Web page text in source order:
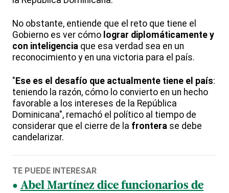
No obstante, entiende que el reto que tiene el
Gobierno es ver cómo lograr diplomáticamente y
con inteligencia que esa verdad sea en un
reconocimiento y en una victoria para el país.
" Ese es el desafío que actualmente tiene el país:
teniendo la razón, cómo lo convierto en un hecho
favorable a los intereses de la República
Dominicana", remachó el político al tiempo de
considerar que el cierre de la frontera se debe
candelarizar.
TE PUEDE INTERESAR
Abel Martínez dice funcionarios de